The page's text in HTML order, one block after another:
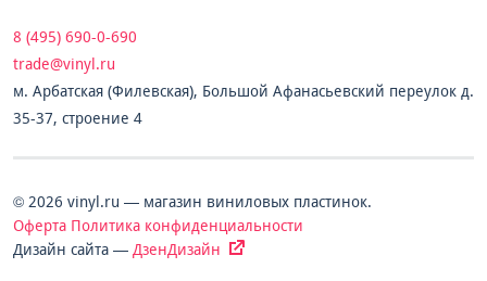
8 (495) 690-0-690
trade@vinyl.ru
м. Арбатская (Филевская), Большой Афанасьевский переулок д.
35-37, строение 4
© 2026 vinyl.ru — магазин виниловых пластинок.
Оферта Политика конфиденциальности
Дизайн сайта — ДзенДизайн